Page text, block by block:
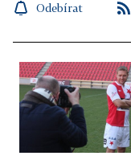
Odebírat